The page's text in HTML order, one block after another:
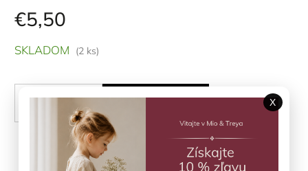
€5,50
SKLADOM (2 ks)
Opýtať sa
X